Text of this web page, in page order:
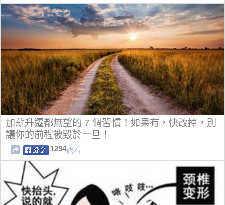
加薪升遷都無望的 7 個習慣！如果有，快改掉，別
讓你的前程被毀於一旦！
1294觀看